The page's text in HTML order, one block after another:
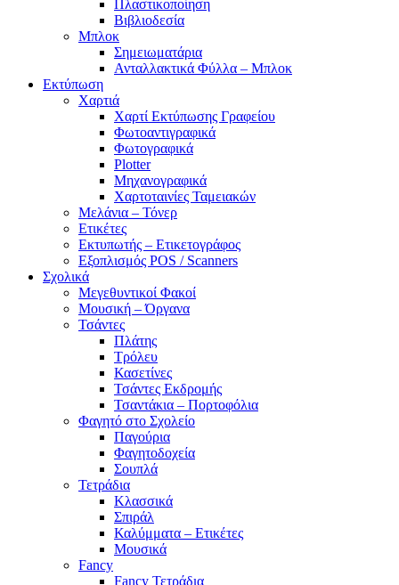
Πλαστικοποίηση
Βιβλιοδεσία
Μπλοκ
Σημειωματάρια
Ανταλλακτικά Φύλλα – Μπλοκ
Εκτύπωση
Χαρτιά
Χαρτί Εκτύπωσης Γραφείου
Φωτοαντιγραφικά
Φωτογραφικά
Plotter
Μηχανογραφικά
Χαρτοταινίες Ταμειακών
Μελάνια – Τόνερ
Ετικέτες
Εκτυπωτής – Ετικετογράφος
Εξοπλισμός POS / Scanners
Σχολικά
Μεγεθυντικοί Φακοί
Μουσική – Όργανα
Τσάντες
Πλάτης
Τρόλευ
Κασετίνες
Τσάντες Εκδρομής
Τσαντάκια – Πορτοφόλια
Φαγητό στο Σχολείο
Παγούρια
Φαγητοδοχεία
Σουπλά
Τετράδια
Κλασσικά
Σπιράλ
Καλύμματα – Ετικέτες
Μουσικά
Fancy
Fancy Τετράδια